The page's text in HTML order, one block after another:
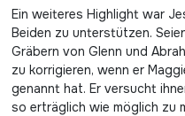
Ein weiteres Highlight war
Beiden zu unterstützen.
Gräbern von Glenn und
zu korrigieren, wenn er
genannt hat. Er versucht
so erträglich wie möglich zu